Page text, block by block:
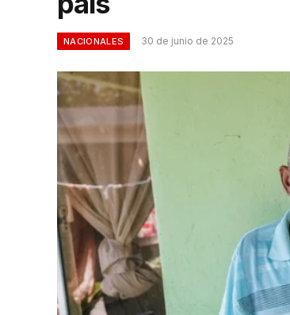
NACIONALES 30 de junio de 2025